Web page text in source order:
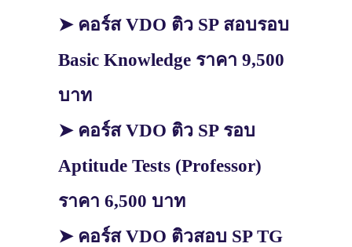
➤ คอร์ส VDO ติว SP สอบรอบ
Basic Knowledge ราคา 9,500
บาท
➤ คอร์ส VDO ติว SP รอบ
Aptitude Tests (Professor)
ราคา 6,500 บาท
➤ คอร์ส VDO ติวสอบ SP TG